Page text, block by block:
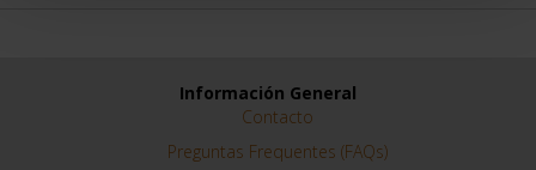
Información General
Contacto
Preguntas Frequentes (FAQs)